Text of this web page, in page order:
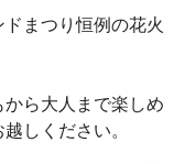
まつり恒例の花火
ら大人まで楽しめ
しください。